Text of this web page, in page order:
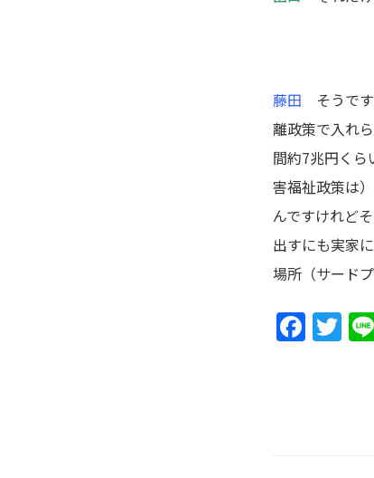
藤田 そうで
離政策で入れ
間約7兆円くら
害福祉政策は
んですけれど
出すにも実家
場所（サード